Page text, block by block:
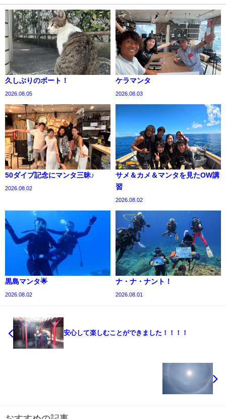
久しぶりのボート！
2026.08.05
ケラマンタ
2026.08.03
50ダイブ記念にマンタ三昧♪
2026.08.02
サメ＆カメ＆マンタを見たOW講
習
2026.08.02
黒島マンタ🌟
2026.08.02
ナ・ナ・ナント！
2026.08.01
安心して楽しむことができました！！！！